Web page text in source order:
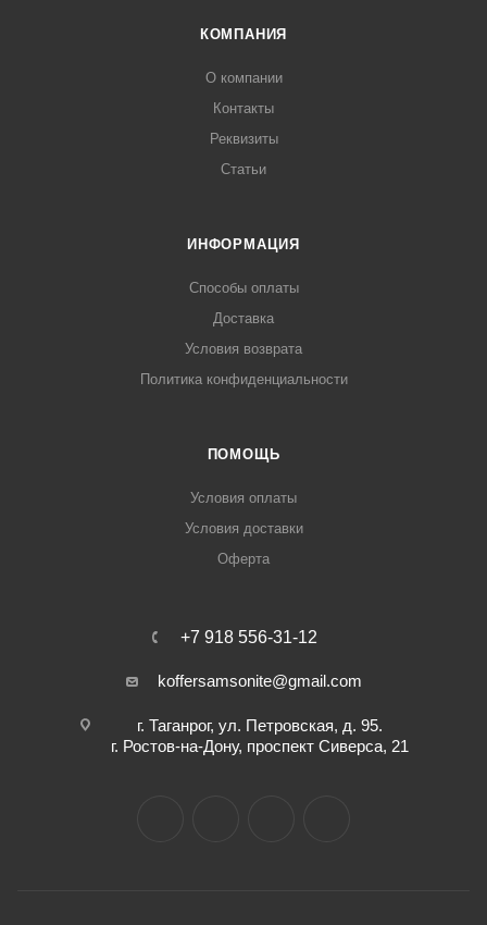
КОМПАНИЯ
О компании
Контакты
Реквизиты
Статьи
ИНФОРМАЦИЯ
Способы оплаты
Доставка
Условия возврата
Политика конфиденциальности
ПОМОЩЬ
Условия оплаты
Условия доставки
Оферта
+7 918 556-31-12
koffersamsonite@gmail.com
г. Таганрог, ул. Петровская, д. 95.
г. Ростов-на-Дону, проспект Сиверса, 21